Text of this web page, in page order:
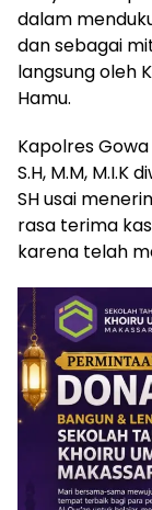
dalam
dan sebagai
langsung oleh
Hamu.
Kapolres Gowa
S.H, M.M, M.I.K
SH usai
rasa terima
karena telah